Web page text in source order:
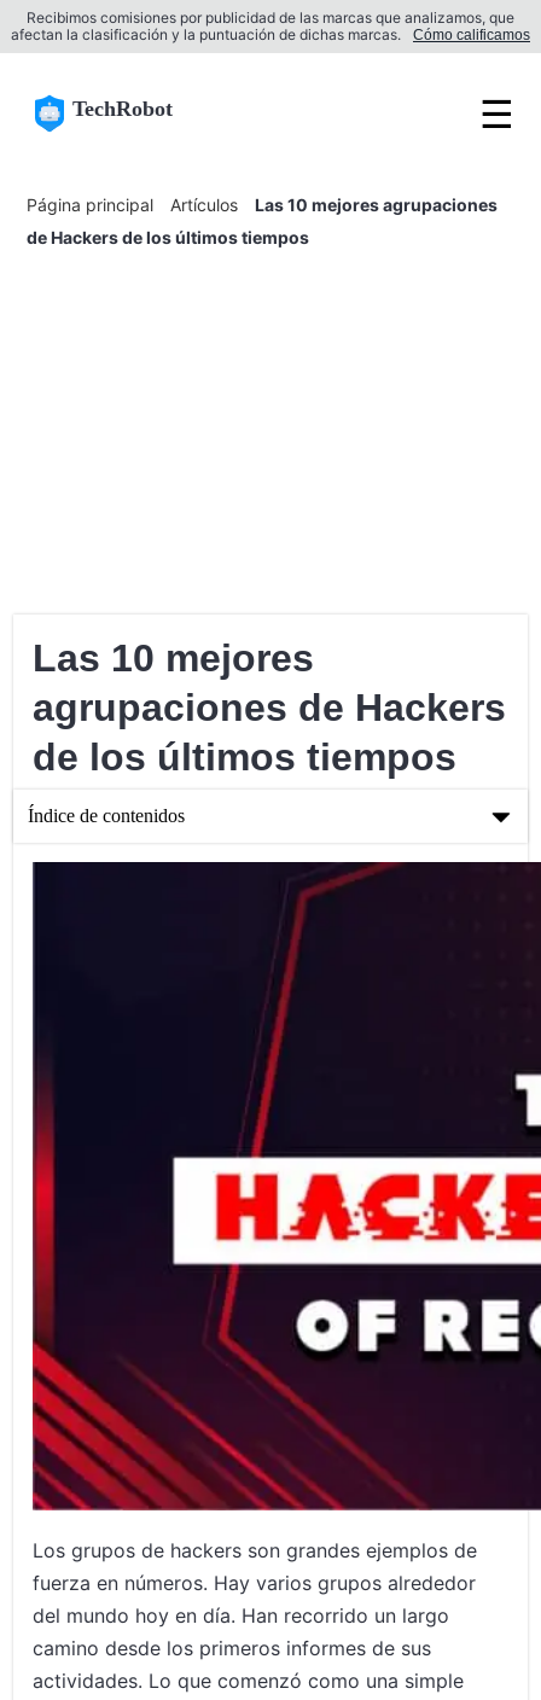
Recibimos comisiones por publicidad de las marcas que analizamos, que
afectan la clasificación y la puntuación de dichas marcas.
Cómo calificamos
TechRobot ☰
Página principal Artículos
Las 10 mejores agrupaciones
de Hackers de los últimos tiempos
Las 10 mejores
agrupaciones de Hackers
de los últimos tiempos
Índice de contenidos
Las 10 mejores agrupaciones de Hackers de los últimos
Los 10 grupos de hackers más destacados en los últimos años
Los grupos de hackers son grandes ejemplos de
fuerza en números. Hay varios grupos alrededor
del mundo hoy en día. Han recorrido un largo
camino desde los primeros informes de sus
actividades. Lo que comenzó como una simple